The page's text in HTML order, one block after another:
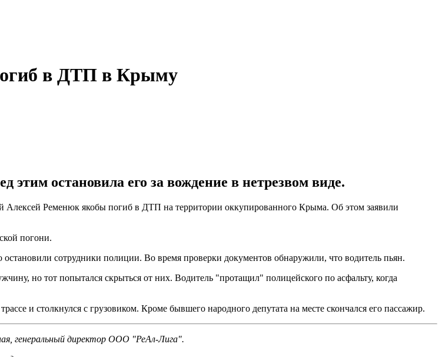
в ДТП в Крыму
остановила его за вождение в нетрезвом виде.
Ременюк якобы погиб в ДТП на территории оккупированного Крыма. Об этом заявили
погони.
сотрудники полиции. Во время проверки документов обнаружили, что водитель пьян.
но тот попытался скрыться от них. Водитель "протащил" полицейского по асфальту, когда
и столкнулся с грузовиком. Кроме бывшего народного депутата на месте скончался его пассажир.
генеральный директор ООО "РеАл-Лига".